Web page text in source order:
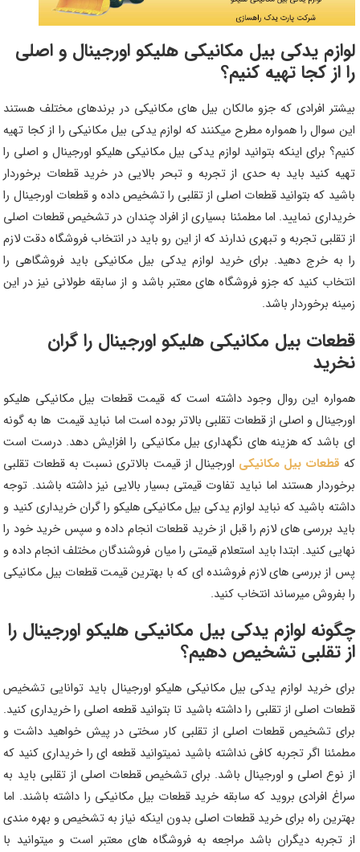
لوازم یدکی بیل مکانیکیهلیکو اورجینال و اصلی
را از کجا تهیه کنیم؟
بیشتر افرادی که جزو مالکان بیل های مکانیکی در برندهای مختلف هستند
این سوال را همواره مطرح میکنند که لوازم یدکی بیل مکانیکی را از کجا تهیه
کنیم؟ برای اینکه بتوانید لوازم یدکی بیل مکانیکی هلیکو اورجینال و اصلی را
تهیه کنید باید به حدی از تجربه و تبحر بالایی در خرید قطعات برخوردار
باشید که بتوانید قطعات اصلی از تقلبی را تشخیص داده و قطعات اورجینال را
خریداری نمایید. اما مطمئنا بسیاری از افراد چندان در تشخیص قطعات اصلی
از تقلبی تجربه و تبهری ندارند که از این رو باید در انتخاب فروشگاه دقت لازم
را به خرج دهید. برای خرید لوازم یدکی بیل مکانیکی باید فروشگاهی را
انتخاب کنید که جزو فروشگاه های معتبر باشد و از سابقه طولانی نیز در این
زمینه برخوردار باشد.
قطعات بیل مکانیکیهلیکو اورجینال را گران
نخرید
همواره این روال وجود داشته است که قیمت قطعات بیل مکانیکی هلیکو
اورجینال و اصلی از قطعات تقلبی بالاتر بوده است اما نباید قیمت ها به گونه
ای باشد که هزینه های نگهداری بیل مکانیکی را افزایش دهد. درست است
که قطعات بیل مکانیکی اورجینال از قیمت بالاتری نسبت به قطعات تقلبی
برخوردار هستند اما نباید تفاوت قیمتی بسیار بالایی نیز داشته باشند. توجه
داشته باشید که نباید لوازم یدکی بیل مکانیکیهلیکو را گران خریداری کنید و
باید بررسی های لازم را قبل از خرید قطعات انجام داده و سپس خرید خود را
نهایی کنید. ابتدا باید استعلام قیمتی را میان فروشندگان مختلف انجام داده و
پس از بررسی های لازم فروشنده ای که با بهترین قیمت قطعات بیل مکانیکی
را بفروش میرساند انتخاب کنید.
چگونه لوازم یدکی بیل مکانیکیهلیکواورجینال را
از تقلبی تشخیص دهیم؟
برای خرید لوازم یدکی بیل مکانیکی هلیکو اورجینال باید توانایی تشخیص
قطعات اصلی از تقلبی را داشته باشید تا بتوانید قطعه اصلی را خریداری کنید.
برای تشخیص قطعات اصلی از تقلبی کار سختی در پیش خواهید داشت و
مطمئنا اگر تجربه کافی نداشته باشید نمیتوانید قطعه ای را خریداری کنید که
از نوع اصلی و اورجینال باشد. برای تشخیص قطعات اصلی از تقلبی باید به
سراغ افرادی بروید که سابقه خرید قطعات بیل مکانیکی را داشته باشند. اما
بهترین راه برای خرید قطعات اصلی بدون اینکه نیاز به تشخیص و بهره مندی
از تجربه دیگران باشد مراجعه به فروشگاه های معتبر است و میتوانید با